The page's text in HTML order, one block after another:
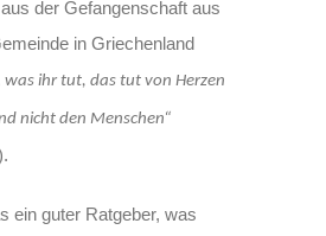
der Gefangenschaft aus
in Griechenland
was ihr tut, das tut von Herzen
nicht den Menschen“
ein guter Ratgeber, was